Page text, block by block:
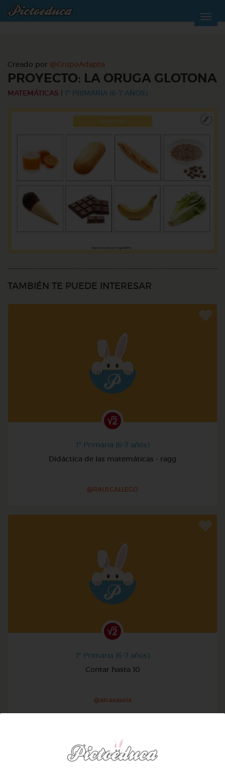
Creado por @GrupoAdapta
PROYECTO: LA ORUGA GLOTONA
MATEMÁTICAS 1º PRIMARIA (6-7 AÑOS)
TAMBIÉN TE PUEDE INTERESAR
1º Primaria (6-7 años)
Didáctica de las matemáticas - ragg
@RAULGALLEGO
1º Primaria (6-7 años)
Contar hasta 10
@alcasasola